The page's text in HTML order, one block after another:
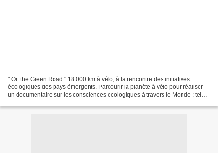
" On the Green Road " 18 000 km à vélo, à la rencontre des initiatives
écologiques des pays émergents. Parcourir la planète à vélo pour réaliser
un documentaire sur les consciences écologiques à travers le Monde : tel